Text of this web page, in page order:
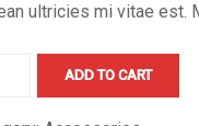
ultricies mi vitae est.
ADD TO CART